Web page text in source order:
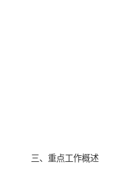
三、重点工作概述